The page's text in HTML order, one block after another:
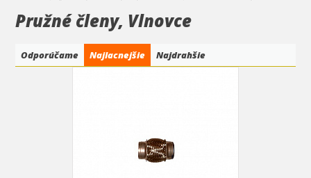
Pružné členy, Vlnovce
Odporúčame Najlacnejšie Najdrahšie